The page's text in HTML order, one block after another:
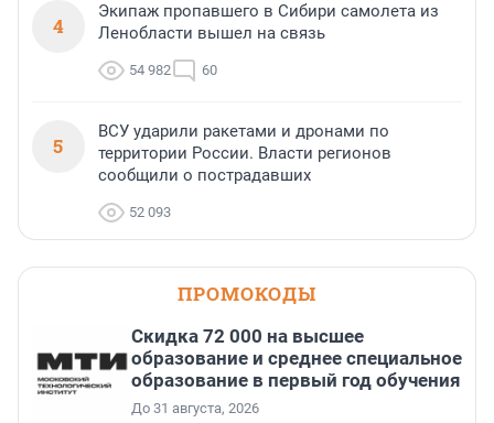
4
Экипаж пропавшего в Сибири самолета из
Ленобласти вышел на связь
54 982 60
5
ВСУ ударили ракетами и дронами по
территории России. Власти регионов
сообщили о пострадавших
52 093
ПРОМОКОДЫ
Скидка 72 000 на высшее
образование и среднее специальное
образование в первый год обучения
До 31 августа, 2026